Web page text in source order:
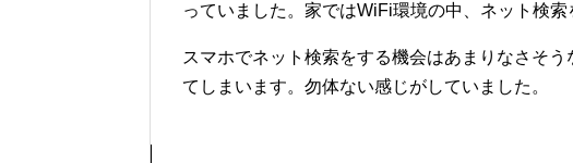
っていました。家ではWiFi環境の中、ネット検索
スマホでネット検索をする機会はあまりなさそ
てしまいます。勿体ない感じがしていました。